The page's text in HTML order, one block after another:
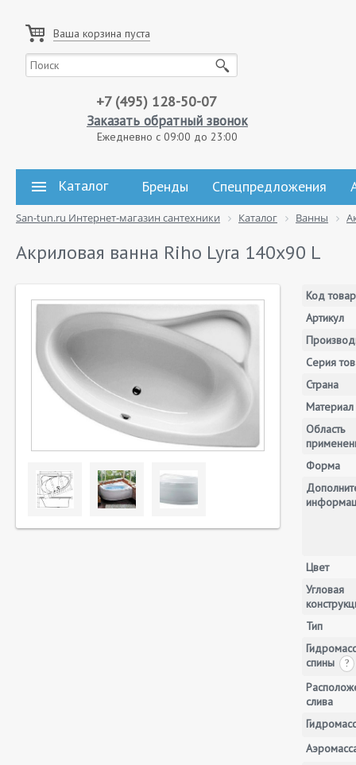
Ваша корзина пуста
+7 (495) 128-50-07
Заказать обратный звонок
Ежедневно с 09:00 до 23:00
Каталог Бренды Спецпредложения
San-tun.ru Интернет-магазин сантехники Каталог Ванны
Акриловая ванна Riho Lyra 140х90 L
Код
Артикул
Серия
Страна
Материал
Область
Форма
Цвет
Угловая
Тип
спины
?
слива